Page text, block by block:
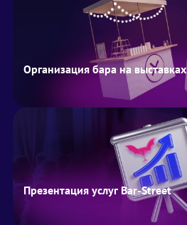
Организация бара на выставках
Презентация услуг Bar-Street